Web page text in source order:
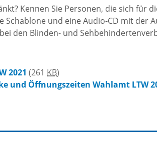
Kennen Sie Personen, die sich für
Schablone und eine Audio-CD mit der
den Blinden- und
2021 (261 KB)
und Öffnungszeiten Wahlamt LTW